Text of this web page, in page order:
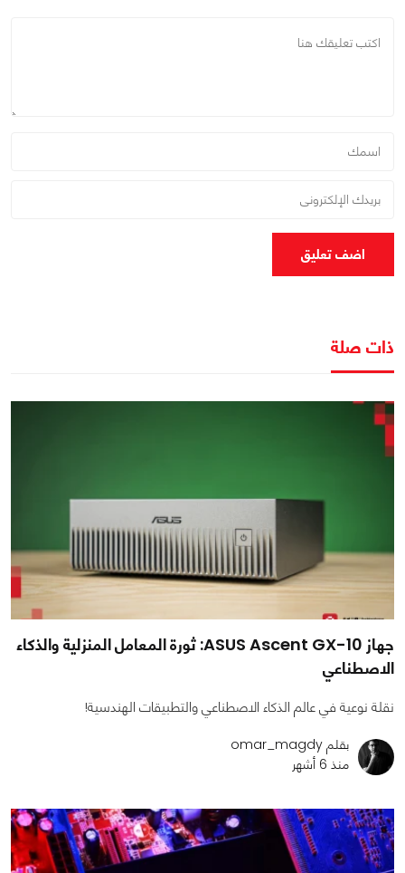
اضف تعليق
ذات صلة
جهاز ASUS Ascent GX-10: ثورة المعامل المنزلية والذكاء
الاصطناعي
نقلة نوعية في عالم الذكاء الاصطناعي والتطبيقات الهندسية!
بقلم omar_magdy
منذ 6 أشهر